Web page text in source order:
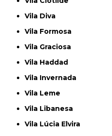
Vila Diva
Vila Formosa
Vila Graciosa
Vila Haddad
Vila Invernada
Vila Leme
Vila Libanesa
Vila Lúcia Elvira